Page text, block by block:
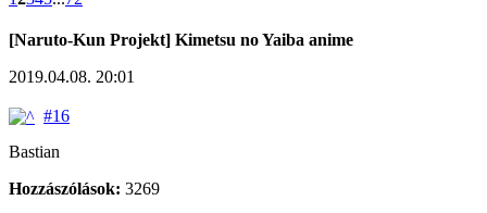
[Naruto-Kun Projekt] Kimetsu no Yaiba anime
2019.04.08. 20:01
#16
Bastian
Hozzászólások: 3269